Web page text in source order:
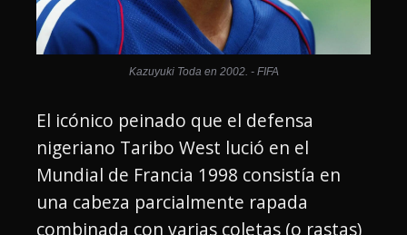
Kazuyuki Toda en 2002. - FIFA
El icónico peinado que el defensa
nigeriano Taribo West lució en el
Mundial de Francia 1998 consistía en
una cabeza parcialmente rapada
combinada con varias coletas (o rastas)